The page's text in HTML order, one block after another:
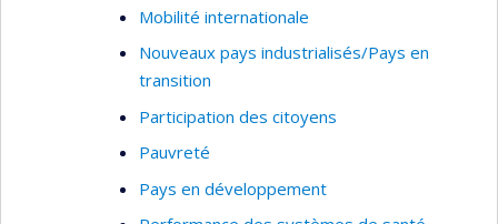
Mobilité internationale
Nouveaux pays industrialisés/Pays en
transition
Participation des citoyens
Pauvreté
Pays en développement